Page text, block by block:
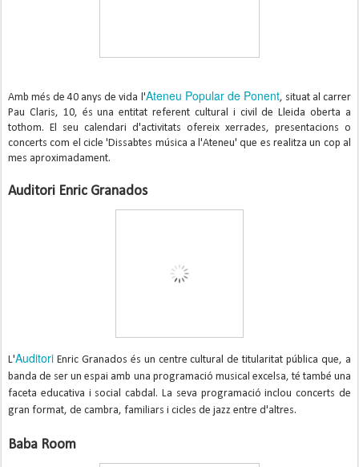
Amb més de 40 anys de vida l'Ateneu Popular de Ponent, situat al carrer
Pau Claris, 10, és una entitat referent cultural i civil de Lleida oberta a
tothom. El seu calendari d'activitats ofereix xerrades, presentacions o
concerts com el cicle 'Dissabtes música a l'Ateneu' que es realitza un cop al
mes aproximadament.
Auditori Enric Granados
L'Auditori Enric Granados és un centre cultural de titularitat pública que, a
banda de ser un espai amb una programació musical excelsa, té també una
faceta educativa i social cabdal. La seva programació inclou concerts de
gran format, de cambra, familiars i cicles de jazz entre d'altres.
Baba Room